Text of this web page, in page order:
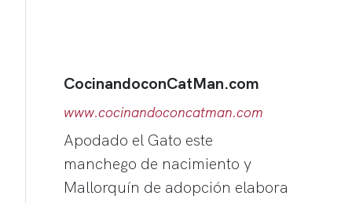
CocinandoconCatMan.com
www.cocinandoconcatman.com
Apodado el Gato este
manchego de nacimiento y
Mallorquín de adopción elabora